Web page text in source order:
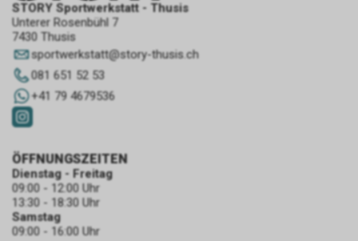
STORY Sportwerkstatt - Thusis
Unterer Rosenbühl 7
7430 Thusis
sportwerkstatt@story-thusis.ch
081 651 52 53
+41 79 4679536
ÖFFNUNGSZEITEN
Dienstag - Freitag
09:00 - 12:00 Uhr
13:30 - 18:30 Uhr
Samstag
09:00 - 16:00 Uhr